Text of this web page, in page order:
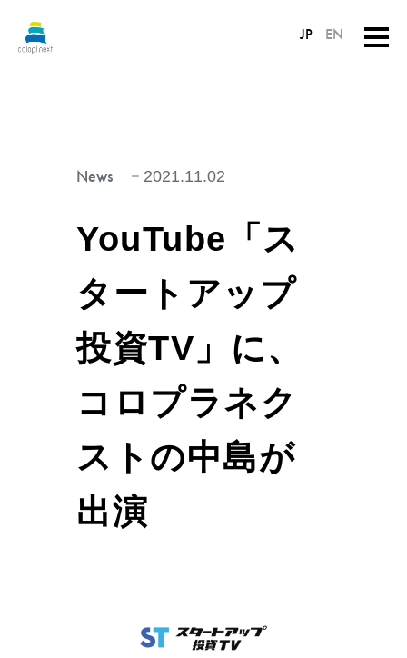
JP EN
News 2021.11.02
YouTube「ス
タートアップ
投資TV」に、
コロプラネク
ストの中島が
出演